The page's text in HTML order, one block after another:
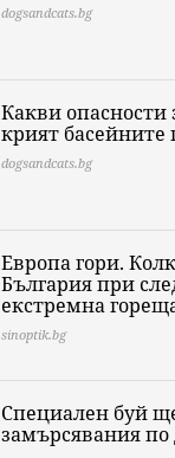
dogsandcats.bg
Какви опасности
крият басейните
dogsandcats.bg
Европа гори.
България при
екстремна
sinoptik.bg
Специален буй
замърсявания по